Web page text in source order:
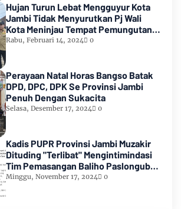
Hujan Turun Lebat Mengguyur Kota
Jambi Tidak Menyurutkan Pj Wali
Kota Meninjau Tempat Pemungutan
Suara Pemilu 2024
Rabu, Februari 14, 2024 0
Perayaan Natal Horas Bangso Batak
DPD, DPC, DPK Se Provinsi Jambi
Penuh Dengan Sukacita
Selasa, Desember 17, 2024 0
Kadis PUPR Provinsi Jambi Muzakir
Dituding "Terlibat" Mengintimindasi
Tim Pemasangan Baliho Paslongub
Romi-Sudirman
Minggu, November 17, 2024 0